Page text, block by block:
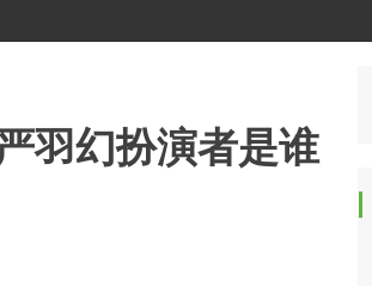
羽幻扮演者是谁